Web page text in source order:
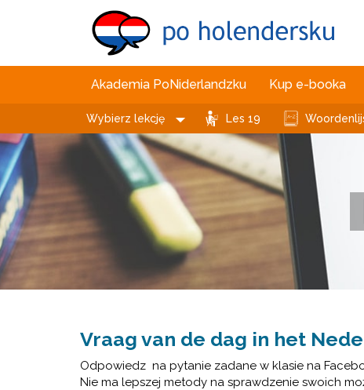
Akademia PoNiderlandzku Kup e-booka
Wybierz lekcję Les 19
Vraag van de dag in het
Odpowiedz na pytanie zadane w klasie na
Nie ma lepszej metody na sprawdzenie swoich